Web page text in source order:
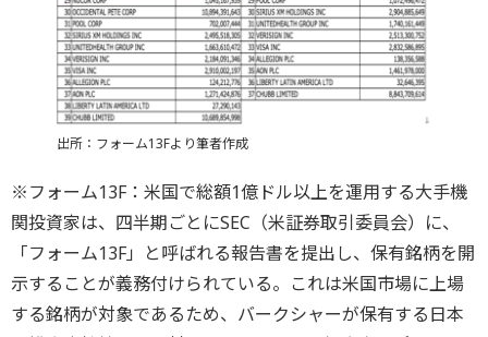
出所：フォーム13Fより筆者作成
※フォーム13F：米国で総額1億ドル以上を運用する大手機
関投資家は、四半期ごとにSEC（米証券取引委員会）に、
「フォーム13F」と呼ばれる報告書を提出し、保有銘柄を開
示することが義務付けられている。これは米国市場に上場
する銘柄が対象であるため、バークシャーが保有する日本